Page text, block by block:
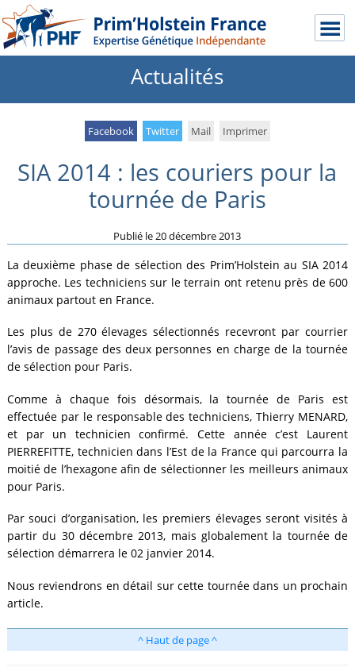
Actualités
Facebook Twitter Mail Imprimer
SIA 2014 : les couriers pour la
tournée de Paris
Publié le20 décembre 2013
La deuxième phase de sélection des Prim’Holstein au SIA 2014
approche. Les techniciens sur le terrain ont retenu près de 600
animaux partout en France.
Les plus de 270 élevages sélectionnés recevront par courrier
l’avis de passage des deux personnes en charge de la tournée
de sélection pour Paris.
Comme à chaque fois désormais, la tournée de Paris est
effectuée par le responsable des techniciens, Thierry MENARD,
et par un technicien confirmé. Cette année c’est Laurent
PIERREFITTE, technicien dans l’Est de la France qui parcourra la
moitié de l’hexagone afin de sélectionner les meilleurs animaux
pour Paris.
Par souci d’organisation, les premiers élevages seront visités à
partir du 30 décembre 2013, mais globalement la tournée de
sélection démarrera le 02 janvier 2014.
Nous reviendrons en détail sur cette tournée dans un prochain
article.
^ Haut de page ^